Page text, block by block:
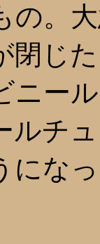
の。
閉じ
ニー
ルチ
にな